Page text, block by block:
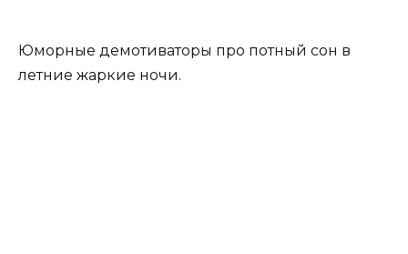
Юморные демотиваторы про потный сон в
летние жаркие ночи.